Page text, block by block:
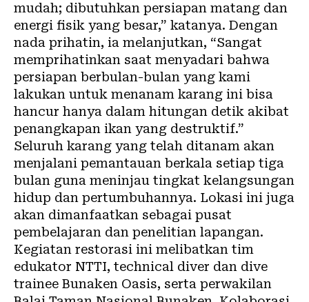
mudah; dibutuhkan persiapan matang dan
energi fisik yang besar,” katanya. Dengan
nada prihatin, ia melanjutkan, “Sangat
memprihatinkan saat menyadari bahwa
persiapan berbulan-bulan yang kami
lakukan untuk menanam karang ini bisa
hancur hanya dalam hitungan detik akibat
penangkapan ikan yang destruktif.”
Seluruh karang yang telah ditanam akan
menjalani pemantauan berkala setiap tiga
bulan guna meninjau tingkat kelangsungan
hidup dan pertumbuhannya. Lokasi ini juga
akan dimanfaatkan sebagai pusat
pembelajaran dan penelitian lapangan.
Kegiatan restorasi ini melibatkan tim
edukator NTTI, technical diver dan dive
trainee Bunaken Oasis, serta perwakilan